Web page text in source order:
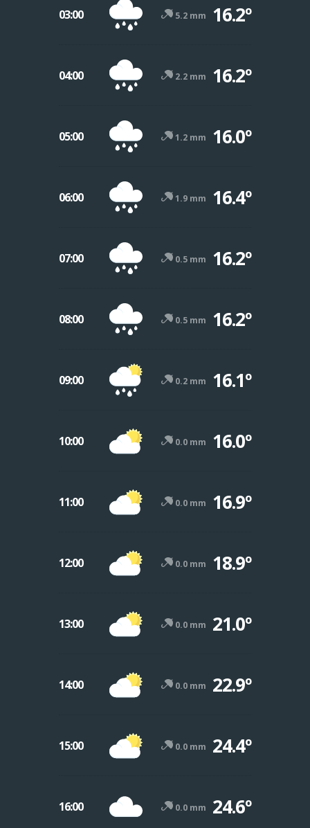
03:00 5.2 mm 16.2º
04:00 2.2 mm 16.2º
05:00 1.2 mm 16.0º
06:00 1.9 mm 16.4º
07:00 0.5 mm 16.2º
08:00 0.5 mm 16.2º
09:00 0.2 mm 16.1º
10:00 0.0 mm 16.0º
11:00 0.0 mm 16.9º
12:00 0.0 mm 18.9º
13:00 0.0 mm 21.0º
14:00 0.0 mm 22.9º
15:00 0.0 mm 24.4º
16:00 0.0 mm 24.6º